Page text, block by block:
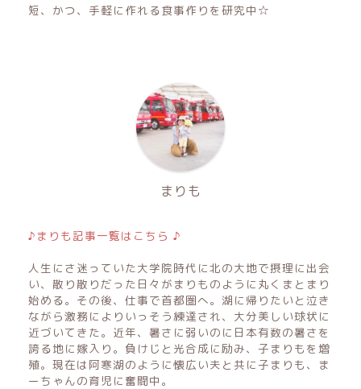
短、かつ、手軽に作れる食事作りを研究中☆
まりも
♪まりも記事一覧はこちら ♪
人生にさ迷っていた大学院時代に北の大地で摂理に出会
い、散り散りだった日々がまりものように丸くまとまり
始める。その後、仕事で首都圏へ。湖に帰りたいと泣き
ながら激務によりいっそう練達され、大分美しい球状に
近づいてきた。近年、暑さに弱いのに日本有数の暑さを
誇る地に嫁入り。負けじと光合成に励み、子まりもを増
殖。現在は阿寒湖のように懐広い夫と共に子まりも、ま
ーちゃんの育児に奮闘中。